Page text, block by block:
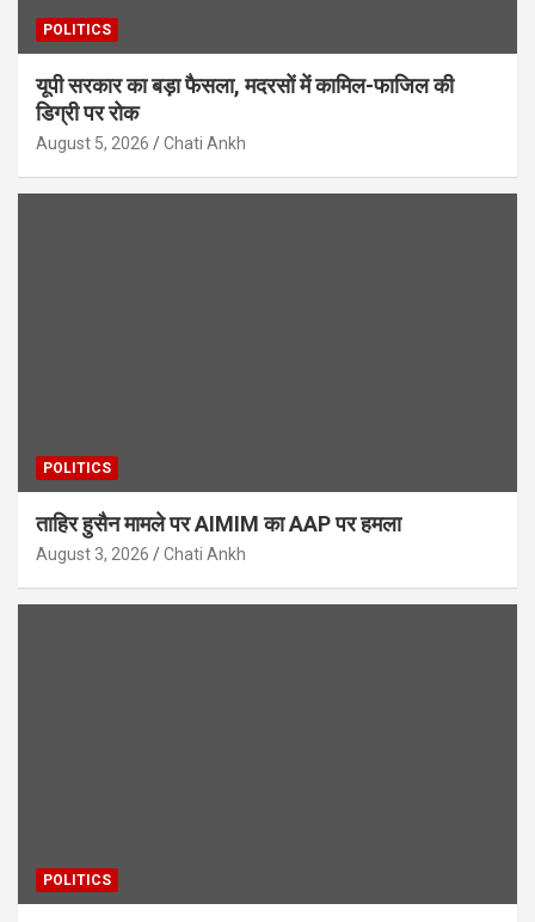
POLITICS
यूपी सरकार का बड़ा फैसला, मदरसों में कामिल-फाजिल की
डिग्री पर रोक
August 5, 2026 Chati Ankh
POLITICS
ताहिर हुसैन मामले पर AIMIM का AAP पर हमला
August 3, 2026 Chati Ankh
POLITICS